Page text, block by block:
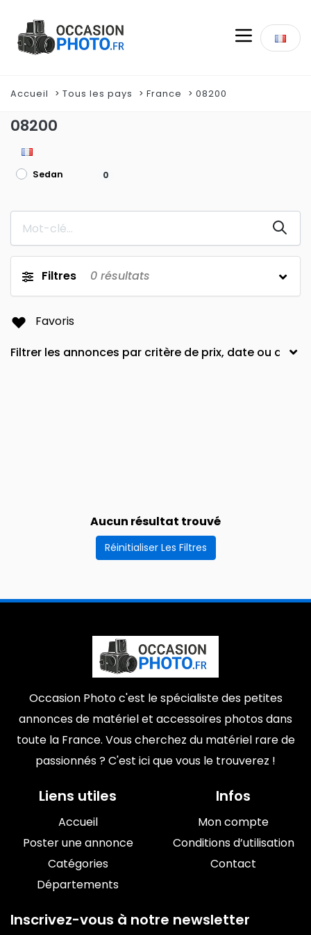
Accueil Tous les pays France 08200
08200
Sedan 0
Filtres 0 résultats
Favoris
Aucun résultat trouvé
Réinitialiser Les Filtres
Occasion Photo c'est le spécialiste des petites
annonces de matériel et accessoires photos dans
toute la France. Vous cherchez du matériel rare de
passionnés ? C'est ici que vous le trouverez !
Liens utiles
Accueil
Poster une annonce
Catégories
Départements
Infos
Mon compte
Conditions d’utilisation
Contact
Inscrivez-vous à notre newsletter